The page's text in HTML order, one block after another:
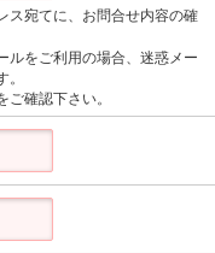
ス宛てに、お問合せ内容の確
ルをご利用の場合、迷惑メー
確認下さい。